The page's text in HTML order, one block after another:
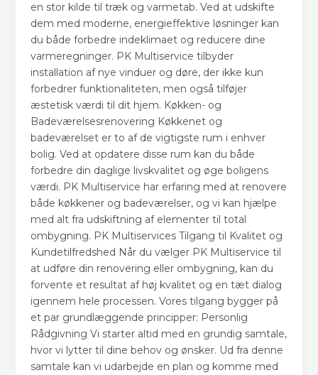
en stor kilde til træk og varmetab. Ved at udskifte
dem med moderne, energieffektive løsninger kan
du både forbedre indeklimaet og reducere dine
varmeregninger. PK Multiservice tilbyder
installation af nye vinduer og døre, der ikke kun
forbedrer funktionaliteten, men også tilføjer
æstetisk værdi til dit hjem. Køkken- og
Badeværelsesrenovering Køkkenet og
badeværelset er to af de vigtigste rum i enhver
bolig. Ved at opdatere disse rum kan du både
forbedre din daglige livskvalitet og øge boligens
værdi. PK Multiservice har erfaring med at renovere
både køkkener og badeværelser, og vi kan hjælpe
med alt fra udskiftning af elementer til total
ombygning. PK Multiservices Tilgang til Kvalitet og
Kundetilfredshed Når du vælger PK Multiservice til
at udføre din renovering eller ombygning, kan du
forvente et resultat af høj kvalitet og en tæt dialog
igennem hele processen. Vores tilgang bygger på
et par grundlæggende principper: Personlig
Rådgivning Vi starter altid med en grundig samtale,
hvor vi lytter til dine behov og ønsker. Ud fra denne
samtale kan vi udarbejde en plan og komme med